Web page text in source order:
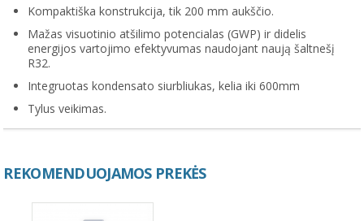
Kompaktiška konstrukcija, tik 200 mm aukščio.
Mažas visuotinio atšilimo potencialas (GWP) ir didelis
energijos vartojimo efektyvumas naudojant naują šaltnešį
R32.
Integruotas kondensato siurbliukas, kelia iki 600mm
Tylus veikimas.
REKOMENDUOJAMOS PREKĖS